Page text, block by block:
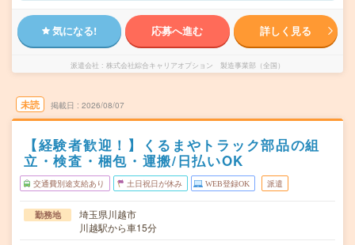
気になる! 応募へ進む 詳しく見る
派遣会社 株式会社綜合キャリアオプション 製造事業部（全国）
未読 掲載日 2026/08/07
【経験者歓迎！】くるまやトラック部品の組
立・検査・梱包・運搬/日払いOK
交通費別途支給あり 土日祝日が休み WEB登録OK 派遣
勤務地
埼玉県川越市
川越駅から車15分